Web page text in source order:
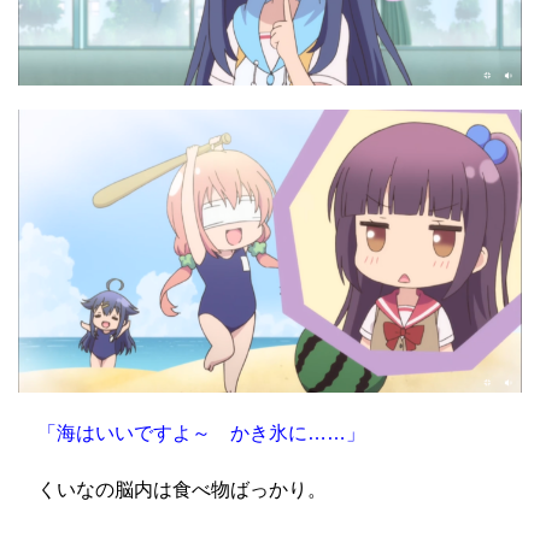
「海はいいですよ～ かき氷に……」
くいなの脳内は食べ物ばっかり。